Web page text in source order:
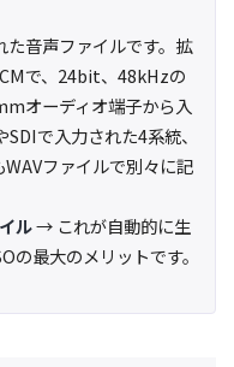
音声ファイルです。拡
で、24bit、48kHzの
オーディオ端子から入
で入力された4系統、
ファイルで別々に記
ル→ これが自動的に生
最大のメリットです。